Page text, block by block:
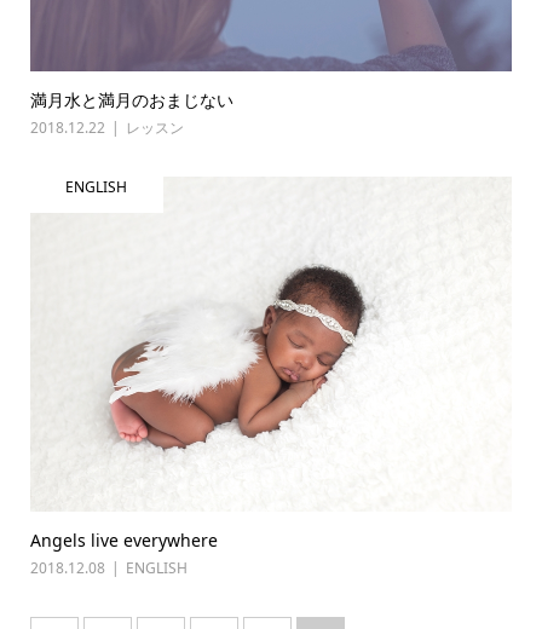
満月水と満月のおまじない
2018.12.22 レッスン
ENGLISH
Angels live everywhere
2018.12.08 ENGLISH